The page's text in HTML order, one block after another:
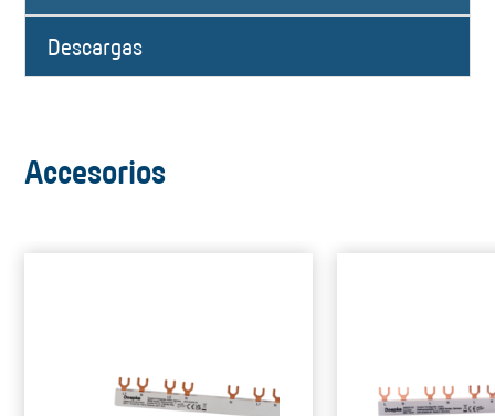
Descargas
Accesorios